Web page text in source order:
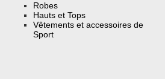
Robes
Hauts et Tops
Vêtements et accessoires de
Sport